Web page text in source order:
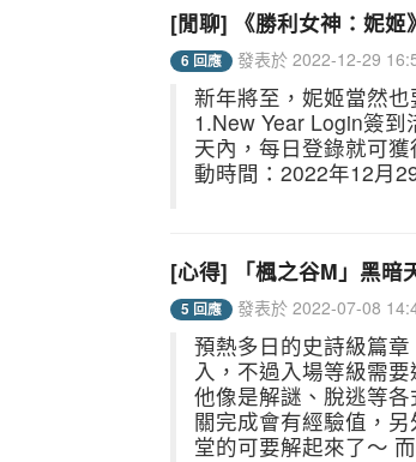
[閒聊] 《勝利女神：妮姬
6 回應 發表於 2022-12-29
新年將至，妮姬當然
1.New Year Login簽
天內，每日登錄就可
動時間：2022年12月
[心得] 「楓之谷M」黑暗
5 回應 發表於 2022-07-08
預熱多日的史詩級篇
入，不過入場等級需
他像是解謎、脫逃等
關完成會有經驗值，
堂的可要解起來了～